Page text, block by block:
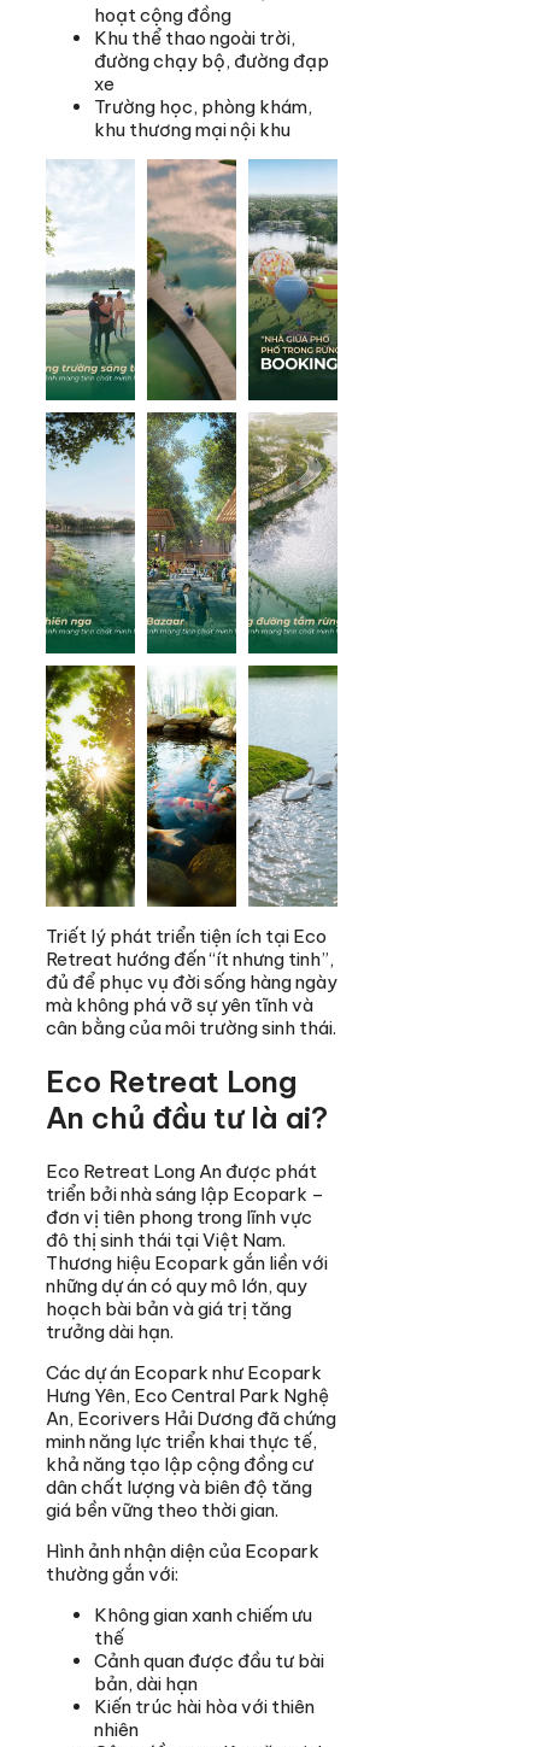
hoạt cộng đồng
Khu thể thao ngoài trời,
đường chạy bộ, đường đạp
xe
Trường học, phòng khám,
khu thương mại nội khu
Triết lý phát triển tiện ích tại Eco
Retreat hướng đến “ít nhưng tinh”,
đủ để phục vụ đời sống hàng ngày
mà không phá vỡ sự yên tĩnh và
cân bằng của môi trường sinh thái.
Eco Retreat Long
An chủ đầu tư là ai?
Eco Retreat Long An được phát
triển bởi nhà sáng lập Ecopark –
đơn vị tiên phong trong lĩnh vực
đô thị sinh thái tại Việt Nam.
Thương hiệu Ecopark gắn liền với
những dự án có quy mô lớn, quy
hoạch bài bản và giá trị tăng
trưởng dài hạn.
Các dự án Ecopark như Ecopark
Hưng Yên, Eco Central Park Nghệ
An, Ecorivers Hải Dương đã chứng
minh năng lực triển khai thực tế,
khả năng tạo lập cộng đồng cư
dân chất lượng và biên độ tăng
giá bền vững theo thời gian.
Hình ảnh nhận diện của Ecopark
thường gắn với:
Không gian xanh chiếm ưu
thế
Cảnh quan được đầu tư bài
bản, dài hạn
Kiến trúc hài hòa với thiên
nhiên